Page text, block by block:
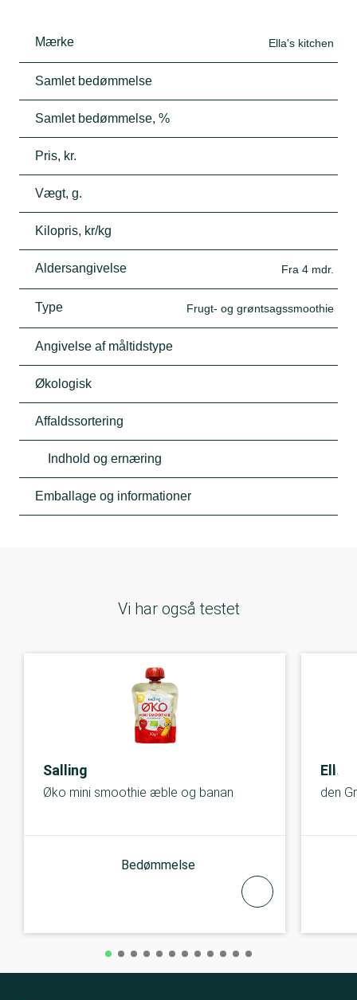
Mærke Ella's kitchen
Samlet bedømmelse
Samlet bedømmelse, %
Pris, kr.
Vægt, g.
Kilopris, kr/kg
Aldersangivelse Fra 4 mdr.
Type Frugt- og grøntsagssmoothie
Angivelse af måltidstype
Økologisk
Affaldssortering
Indhold og ernæring
Emballage og informationer
Vi har også testet
Salling
Øko mini smoothie æble og banan
Bedømmelse
den